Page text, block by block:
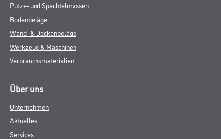
Putze- und Spachtelmassen
Bodenbeläge
Wand- & Deckenbeläge
Werkzeug & Maschinen
Verbrauchsmaterialien
Über uns
Unternehmen
Aktuelles
Services